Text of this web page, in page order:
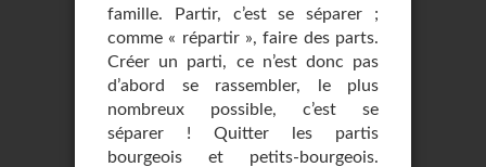
famille. Partir, c’est se séparer ;
comme « répartir », faire des parts.
Créer un parti, ce n’est donc pas
d’abord se rassembler, le plus
nombreux possible, c’est se
séparer ! Quitter les partis
bourgeois et petits-bourgeois.